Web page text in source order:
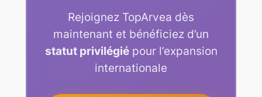
Rejoignez TopArvea dès
maintenant et bénéficiez d’un
statut privilégiépour l’expansion
internationale